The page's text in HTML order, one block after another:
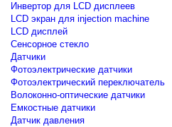
Инвертор для LCD дисплеев
LCD экран для injection machine
LCD дисплей
Сенсорное стекло
Датчики
Фотоэлектрические датчики
Фотоэлектрический переключатель
Волоконно-оптические датчики
Емкостные датчики
Датчик давления